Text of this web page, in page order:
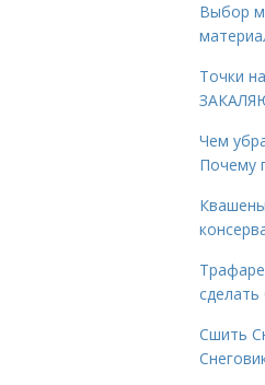
Выбор
Точки
Чем
Почему
Сшить